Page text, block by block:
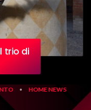
trio di
• HOME NEWS